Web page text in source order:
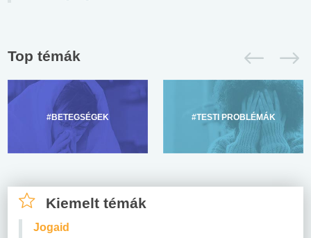
Top témák
#BETEGSÉGEK #TESTI PROBLÉMÁK
Kiemelt témák
Jogaid